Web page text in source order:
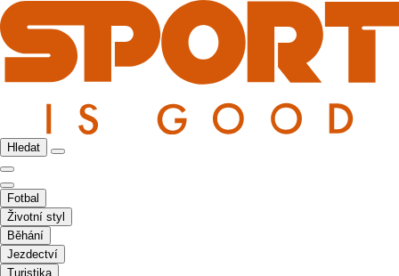
Hledat
Fotbal
Životní styl
Běhání
Jezdectví
Turistika